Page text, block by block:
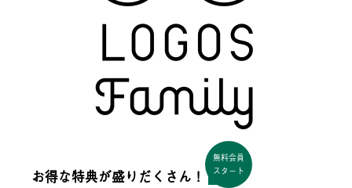
お得な特典が盛りだくさん！
無料会員
スタート